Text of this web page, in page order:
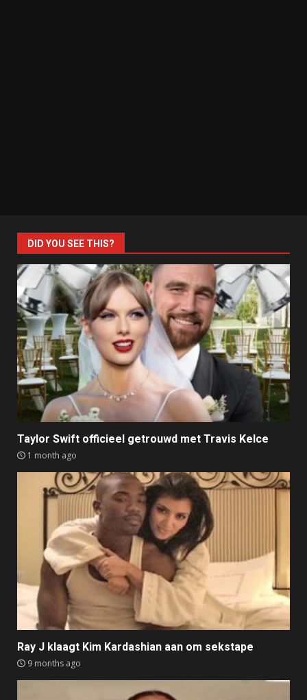
DID YOU SEE THIS?
Taylor Swift officieel getrouwd met Travis Kelce
1 month ago
Ray J klaagt Kim Kardashian aan om sekstape
9 months ago